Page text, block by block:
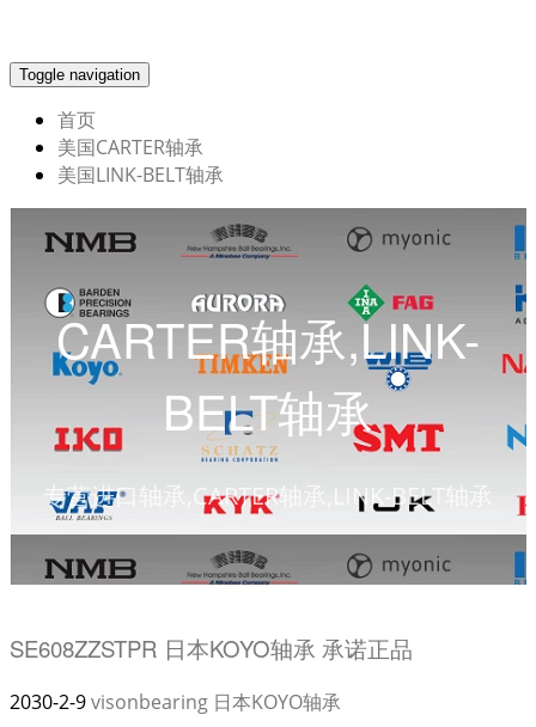
Toggle navigation
首页
美国CARTER轴承
美国LINK-BELT轴承
CARTER轴承,LINK-
BELT轴承
专营进口轴承,CARTER轴承,LINK-BELT轴承
SE608ZZSTPR 日本KOYO轴承 承诺正品
2030-2-9visonbearing 日本KOYO轴承